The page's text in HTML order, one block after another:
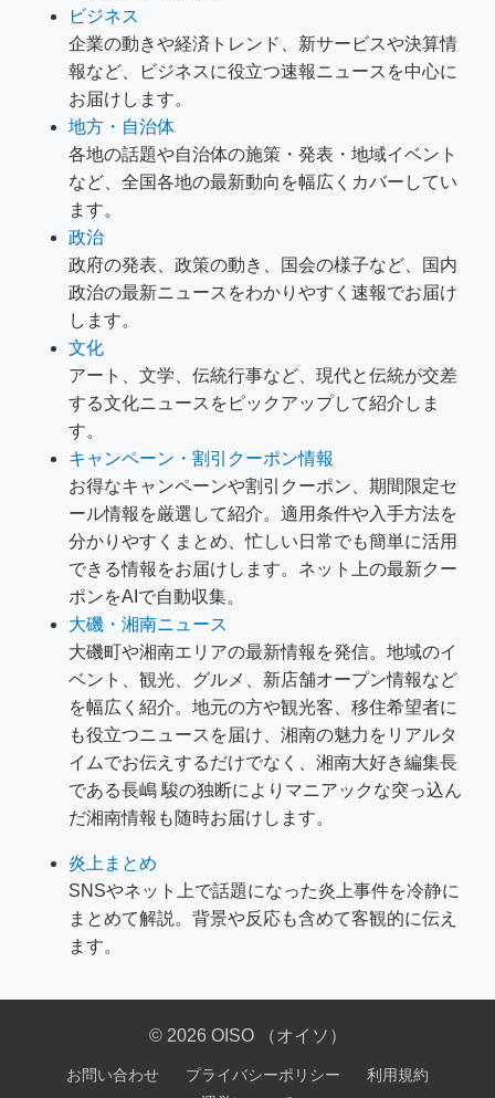
ビジネス
企業の動きや経済トレンド、新サービスや決算情
報など、ビジネスに役立つ速報ニュースを中心に
お届けします。
地方・自治体
各地の話題や自治体の施策・発表・地域イベント
など、全国各地の最新動向を幅広くカバーしてい
ます。
政治
政府の発表、政策の動き、国会の様子など、国内
政治の最新ニュースをわかりやすく速報でお届け
します。
文化
アート、文学、伝統行事など、現代と伝統が交差
する文化ニュースをピックアップして紹介しま
す。
キャンペーン・割引クーポン情報
お得なキャンペーンや割引クーポン、期間限定セ
ール情報を厳選して紹介。適用条件や入手方法を
分かりやすくまとめ、忙しい日常でも簡単に活用
できる情報をお届けします。ネット上の最新クー
ポンをAIで自動収集。
大磯・湘南ニュース
大磯町や湘南エリアの最新情報を発信。地域のイ
ベント、観光、グルメ、新店舗オープン情報など
を幅広く紹介。地元の方や観光客、移住希望者に
も役立つニュースを届け、湘南の魅力をリアルタ
イムでお伝えするだけでなく、湘南大好き編集長
である長嶋 駿の独断によりマニアックな突っ込ん
だ湘南情報も随時お届けします。
炎上まとめ
SNSやネット上で話題になった炎上事件を冷静に
まとめて解説。背景や反応も含めて客観的に伝え
ます。
© 2026 OISO （オイソ）
お問い合わせ プライバシーポリシー
利用規約